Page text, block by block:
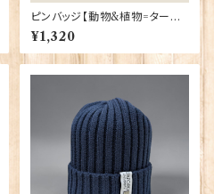
ピンバッジ【動物&植物=タータ
ンスコティー】Tradition 9004
0-T1130
¥1,320